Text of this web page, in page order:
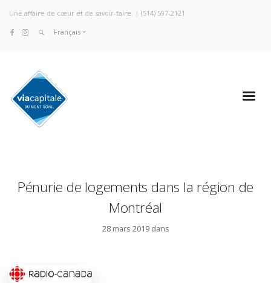
Une affaire de cœur et de savoir-faire. | (514) 597-2121
Français
Pénurie de logements dans la région de
Montréal
28 mars 2019 dans